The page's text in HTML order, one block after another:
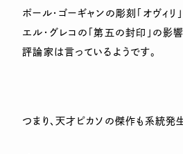
ポール・ゴーギャンの彫刻「オヴィリ」
エル・グレコの「第五の封印」の影
評論家は言っているようです。
つまり、天才ピカソの傑作も系統発